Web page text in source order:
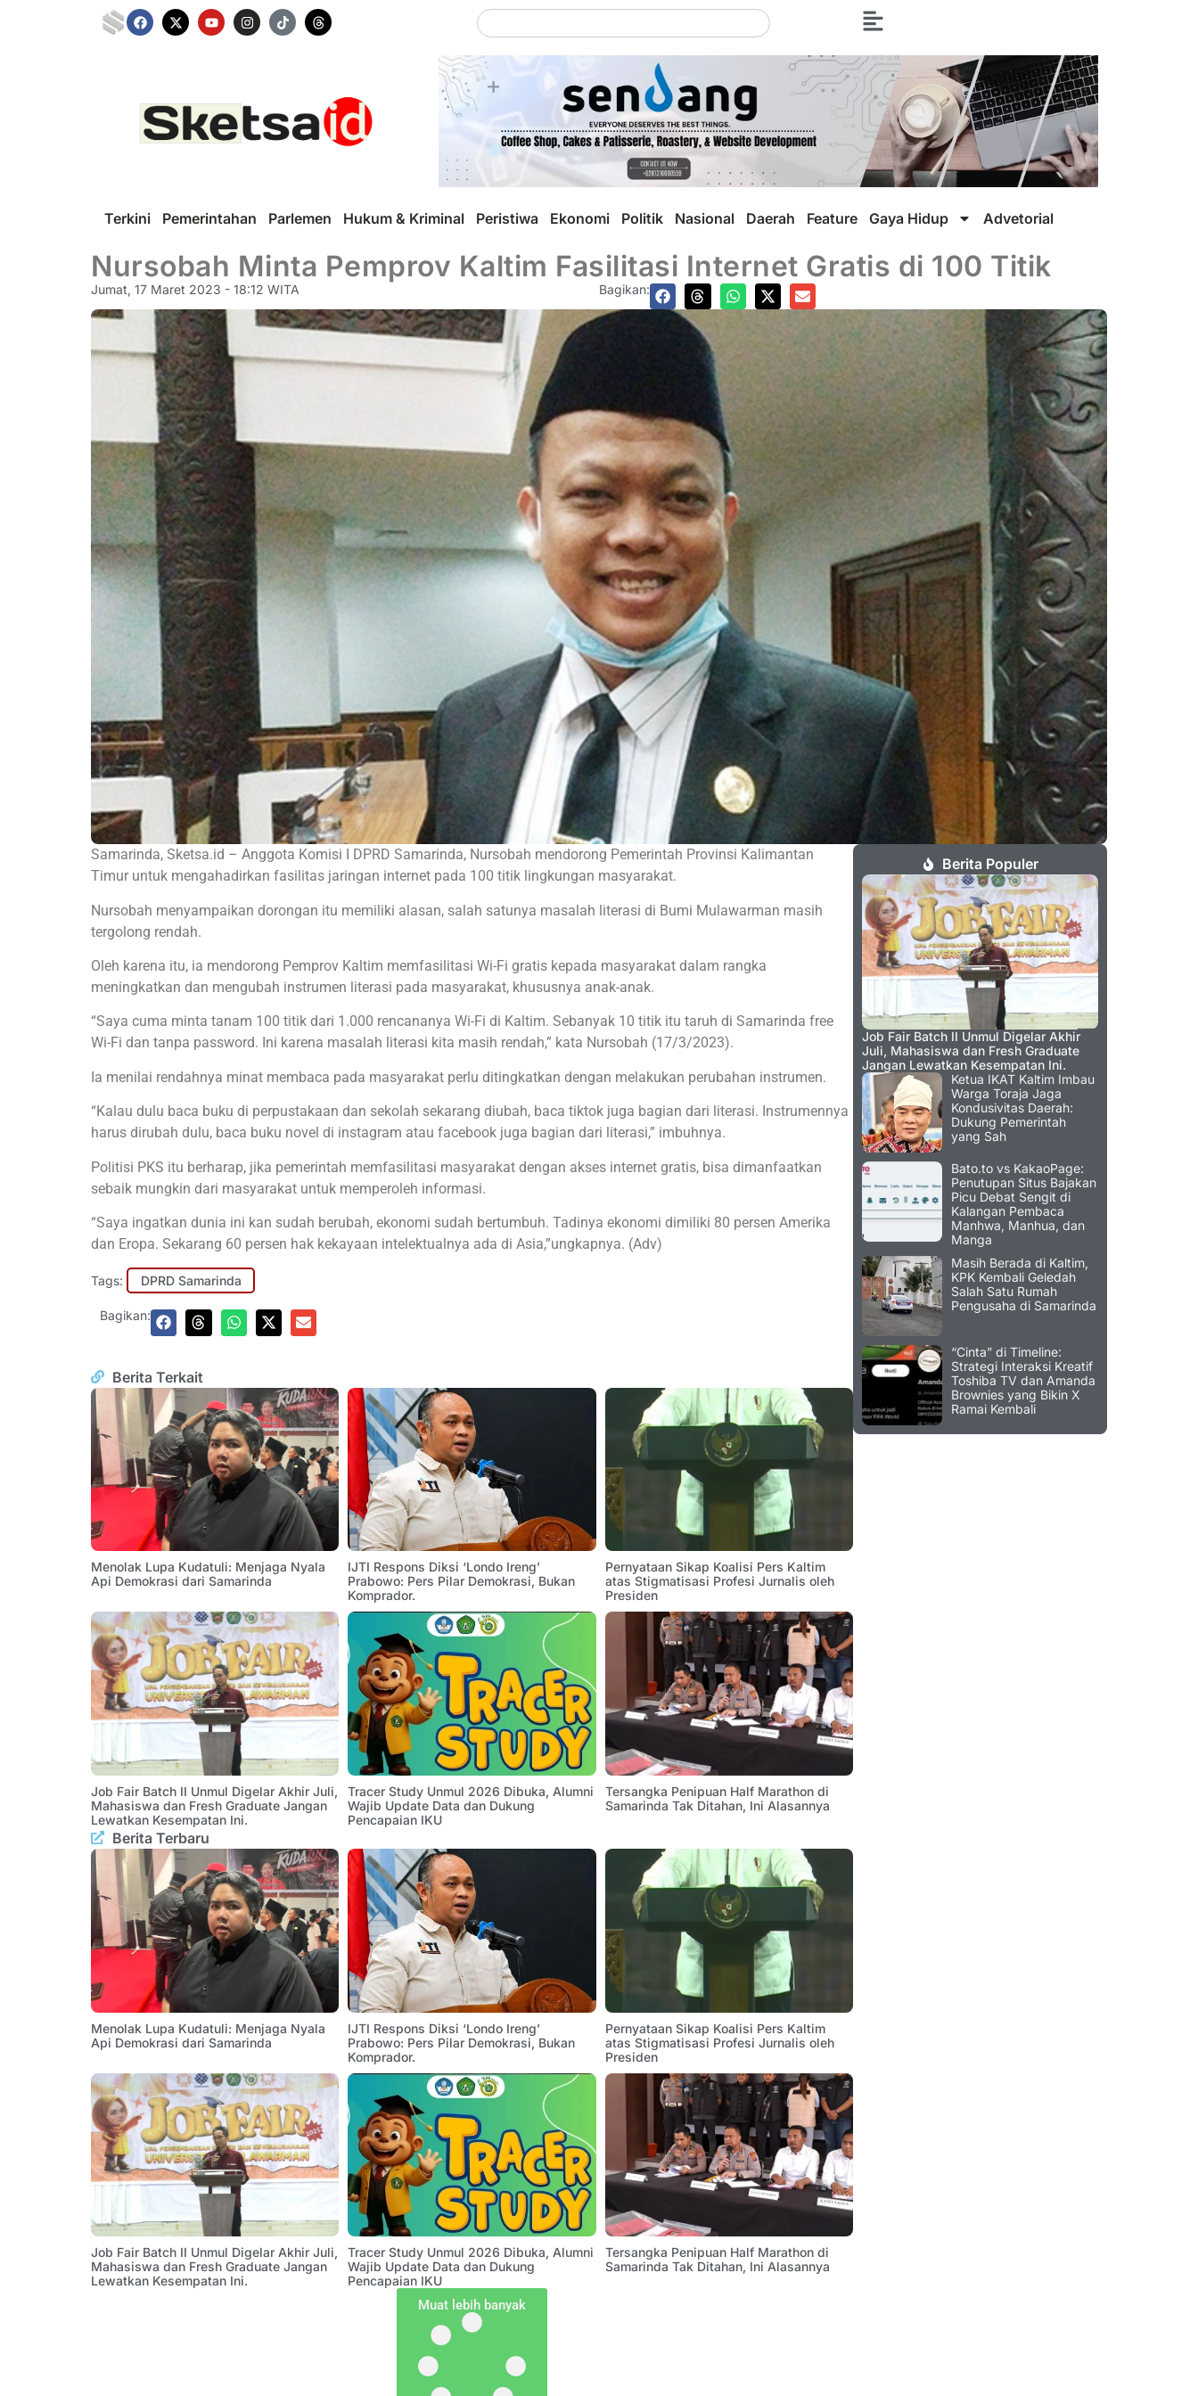
Terkini Pemerintahan Parlemen Hukum & Kriminal Peristiwa Ekonomi Politik Nasional Daerah Feature Gaya Hidup Advetorial
Nursobah Minta Pemprov Kaltim Fasilitasi Internet Gratis di 100 Titik
Jumat, 17 Maret 2023 - 18:12 WITA Bagikan:
Samarinda, Sketsa.id – Anggota Komisi I DPRD Samarinda, Nursobah mendorong Pemerintah Provinsi Kalimantan
Timur untuk mengahadirkan fasilitas jaringan internet pada 100 titik lingkungan masyarakat.
Nursobah menyampaikan dorongan itu memiliki alasan, salah satunya masalah literasi di Bumi Mulawarman masih
tergolong rendah.
Oleh karena itu, ia mendorong Pemprov Kaltim memfasilitasi Wi-Fi gratis kepada masyarakat dalam rangka
meningkatkan dan mengubah instrumen literasi pada masyarakat, khususnya anak-anak.
“Saya cuma minta tanam 100 titik dari 1.000 rencananya Wi-Fi di Kaltim. Sebanyak 10 titik itu taruh di Samarinda free
Wi-Fi dan tanpa password. Ini karena masalah literasi kita masih rendah,” kata Nursobah (17/3/2023).
Ia menilai rendahnya minat membaca pada masyarakat perlu ditingkatkan dengan melakukan perubahan instrumen.
“Kalau dulu baca buku di perpustakaan dan sekolah sekarang diubah, baca tiktok juga bagian dari literasi. Instrumennya
harus dirubah dulu, baca buku novel di instagram atau facebook juga bagian dari literasi,” imbuhnya.
Politisi PKS itu berharap, jika pemerintah memfasilitasi masyarakat dengan akses internet gratis, bisa dimanfaatkan
sebaik mungkin dari masyarakat untuk memperoleh informasi.
“Saya ingatkan dunia ini kan sudah berubah, ekonomi sudah bertumbuh. Tadinya ekonomi dimiliki 80 persen Amerika
dan Eropa. Sekarang 60 persen hak kekayaan intelektualnya ada di Asia,”ungkapnya. (Adv)
Tags: DPRD Samarinda
Bagikan:
Berita Terkait
Menolak Lupa Kudatuli: Menjaga Nyala
Api Demokrasi dari Samarinda
IJTI Respons Diksi ‘Londo Ireng’
Prabowo: Pers Pilar Demokrasi, Bukan
Komprador.
Pernyataan Sikap Koalisi Pers Kaltim
atas Stigmatisasi Profesi Jurnalis oleh
Presiden
Job Fair Batch II Unmul Digelar Akhir Juli,
Mahasiswa dan Fresh Graduate Jangan
Lewatkan Kesempatan Ini.
Tracer Study Unmul 2026 Dibuka, Alumni
Wajib Update Data dan Dukung
Pencapaian IKU
Tersangka Penipuan Half Marathon di
Samarinda Tak Ditahan, Ini Alasannya
Berita Terbaru
Menolak Lupa Kudatuli: Menjaga Nyala
Api Demokrasi dari Samarinda
IJTI Respons Diksi ‘Londo Ireng’
Prabowo: Pers Pilar Demokrasi, Bukan
Komprador.
Pernyataan Sikap Koalisi Pers Kaltim
atas Stigmatisasi Profesi Jurnalis oleh
Presiden
Job Fair Batch II Unmul Digelar Akhir Juli,
Mahasiswa dan Fresh Graduate Jangan
Lewatkan Kesempatan Ini.
Tracer Study Unmul 2026 Dibuka, Alumni
Wajib Update Data dan Dukung
Pencapaian IKU
Tersangka Penipuan Half Marathon di
Samarinda Tak Ditahan, Ini Alasannya
Muat lebih banyak
Berita Populer
Job Fair Batch II Unmul Digelar Akhir
Juli, Mahasiswa dan Fresh Graduate
Jangan Lewatkan Kesempatan Ini.
Ketua IKAT Kaltim Imbau
Warga Toraja Jaga
Kondusivitas Daerah:
Dukung Pemerintah
yang Sah
Bato.to vs KakaoPage:
Penutupan Situs Bajakan
Picu Debat Sengit di
Kalangan Pembaca
Manhwa, Manhua, dan
Manga
Masih Berada di Kaltim,
KPK Kembali Geledah
Salah Satu Rumah
Pengusaha di Samarinda
“Cinta” di Timeline:
Strategi Interaksi Kreatif
Toshiba TV dan Amanda
Brownies yang Bikin X
Ramai Kembali